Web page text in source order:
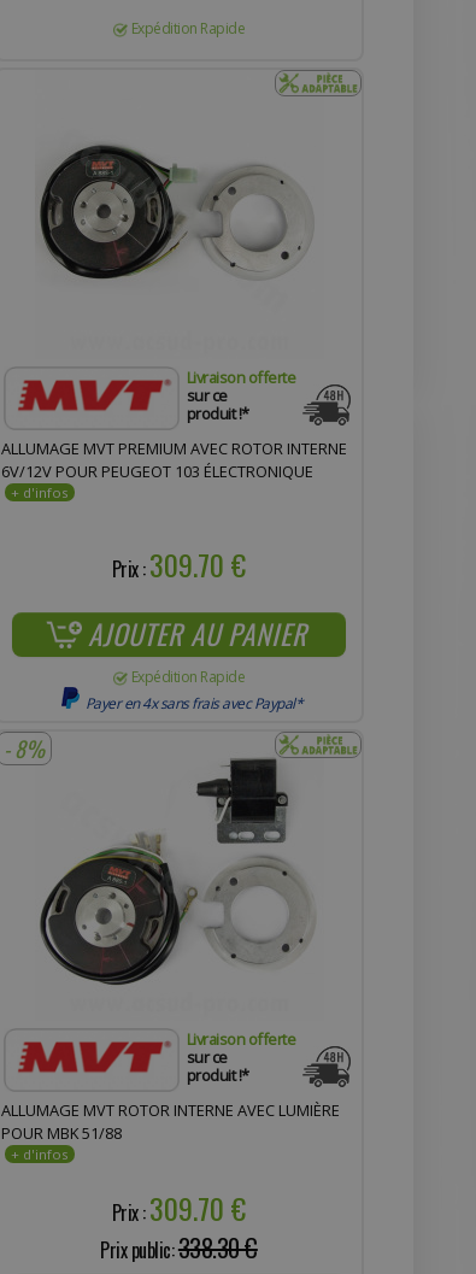
Expédition Rapide
Livraison offerte
sur ce
produit !*
ALLUMAGE MVT PREMIUM AVEC ROTOR INTERNE
6V/12V POUR PEUGEOT 103 ÉLECTRONIQUE
Prix :309.70 €
AJOUTER AU PANIER
Expédition Rapide
Payer en 4x sans frais avec Paypal*
- 8%
Livraison offerte
sur ce
produit !*
ALLUMAGE MVT ROTOR INTERNE AVEC LUMIÈRE
POUR MBK 51/88
Prix :309.70 €
Prix public:338.30 €